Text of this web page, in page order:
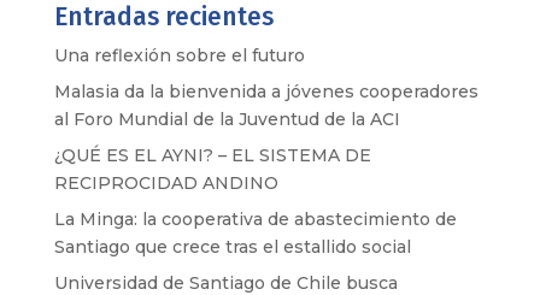
Entradas recientes
Una reflexión sobre el futuro
Malasia da la bienvenida a jóvenes cooperadores
al Foro Mundial de la Juventud de la ACI
¿QUÉ ES EL AYNI? – EL SISTEMA DE
RECIPROCIDAD ANDINO
La Minga: la cooperativa de abastecimiento de
Santiago que crece tras el estallido social
Universidad de Santiago de Chile busca